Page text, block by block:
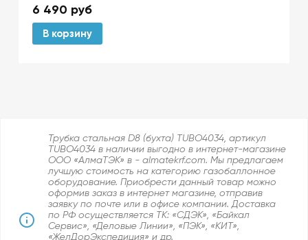
6 490 руб
В корзину
Трубка стальная D8 (бухта) TUBO4034, артикул
TUBO4034 в наличии выгодно в интернет-магазине
ООО «АлмаТЭК» в - almatekrf.com. Мы предлагаем
лучшую стоимость на категорию газобаллонное
оборудование. Приобрести данный товар можно
оформив заказ в интернет магазине, отправив
заявку по почте или в офисе компании. Доставка
по РФ осуществляется ТК: «СДЭК», «Байкал
Сервис», «Деловые Линии», «ПЭК», «КИТ»,
«ЖелДорЭкспедиция» и др.